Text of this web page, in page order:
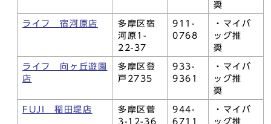
奨
ライフ 宿河原店
多摩区宿
河原1-
22-37
911-
0768
・マイバ
ッグ推
奨
ライフ 向ヶ丘遊園
店
多摩区登
戸2735
933-
9361
・マイバ
ッグ推
奨
FUJI 稲田堤店
多摩区菅
3-12-36
944-
6711
・マイバ
ッグ推